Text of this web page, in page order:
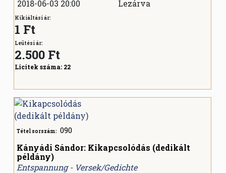
2018-06-03 20:00 Lezárva
Kikiáltási ár:
1 Ft
Leütési ár:
2.500 Ft
Licitek száma: 22
Tétel sorszám: 090
Kányádi Sándor: Kikapcsolódás (dedikált
példány)
Entspannung - Versek/Gedichte